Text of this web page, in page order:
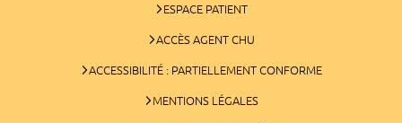
ESPACE PATIENT
ACCÈS AGENT CHU
ACCESSIBILITÉ : PARTIELLEMENT CONFORME
MENTIONS LÉGALES